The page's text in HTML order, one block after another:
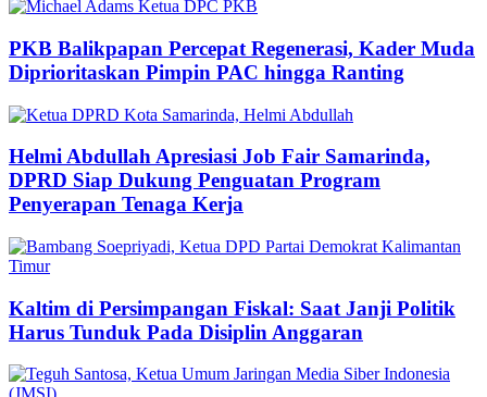
PKB Balikpapan Percepat Regenerasi, Kader Muda
Diprioritaskan Pimpin PAC hingga Ranting
Helmi Abdullah Apresiasi Job Fair Samarinda,
DPRD Siap Dukung Penguatan Program
Penyerapan Tenaga Kerja
Kaltim di Persimpangan Fiskal: Saat Janji Politik
Harus Tunduk Pada Disiplin Anggaran